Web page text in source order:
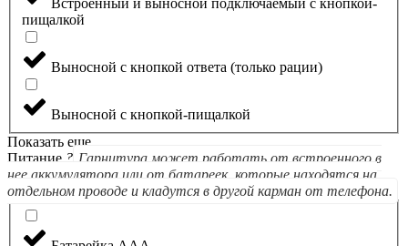
Встроенный и выносной подключаемый с кнопкой-
пищалкой
Выносной с кнопкой ответа (только рации)
Выносной с кнопкой-пищалкой
Показать еще
Питание ? Гарнитура может работать от встроенного в
нее аккумулятора или от батареек, которые находятся на
отдельном проводе и кладутся в другой карман от телефона.